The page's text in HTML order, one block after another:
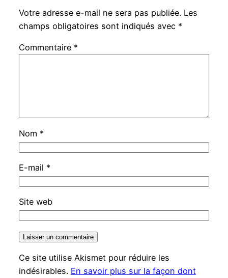
Votre adresse e-mail ne sera pas publiée. Les
champs obligatoires sont indiqués avec *
Commentaire *
Nom *
E-mail *
Site web
Ce site utilise Akismet pour réduire les
indésirables. En savoir plus sur la façon dont